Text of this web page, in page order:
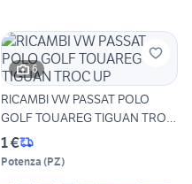
6
RICAMBI VW PASSAT POLO
GOLF TOUAREG TIGUAN TROC
UP
1 €
Potenza (PZ)